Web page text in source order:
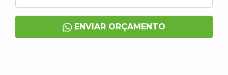
ENVIAR ORÇAMENTO